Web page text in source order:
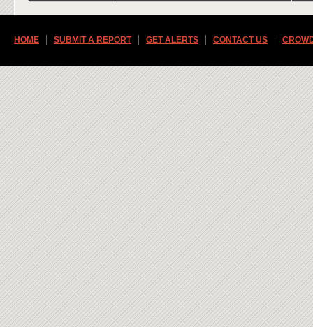
HOME SUBMIT A REPORT GET ALERTS CONTACT US